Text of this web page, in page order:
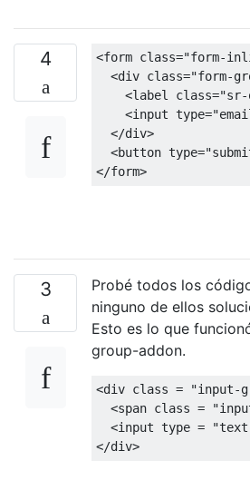
4 <form class="form-
<div class="form-
<label
class="sr-
<input type=
</div>
<button type=
</form>
3
Probé todos los
ninguno de ellos
Esto es lo que
group-addon.
<div class = "input-
<span class =
<input type =
</div>